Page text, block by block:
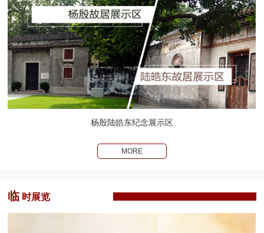
杨殷陆皓东纪念展示区
MORE
临 时展览